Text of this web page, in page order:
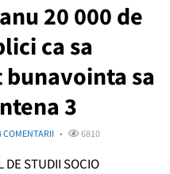
20 000 de
ca sa
sa
3
COMENTARII 6810
STUDII SOCIO